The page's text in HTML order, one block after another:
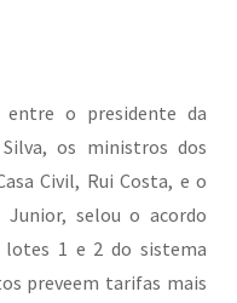
entre o presidente da
os ministros dos
Civil, Rui Costa, e o
Junior, selou o acordo
1 e 2 do sistema
preveem tarifas mais